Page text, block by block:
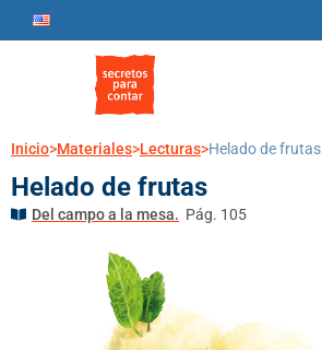
Inicio>Materiales>Lecturas>Helado de frutas
Helado de frutas
Del campo a la mesa. Pág. 105